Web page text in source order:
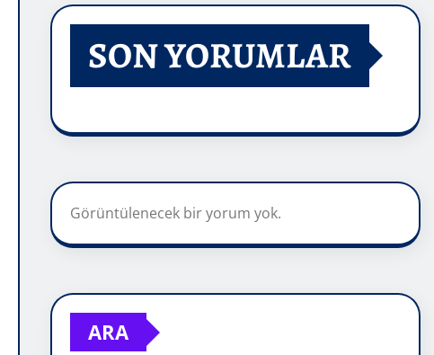
SON YORUMLAR
Görüntülenecek bir yorum yok.
ARA